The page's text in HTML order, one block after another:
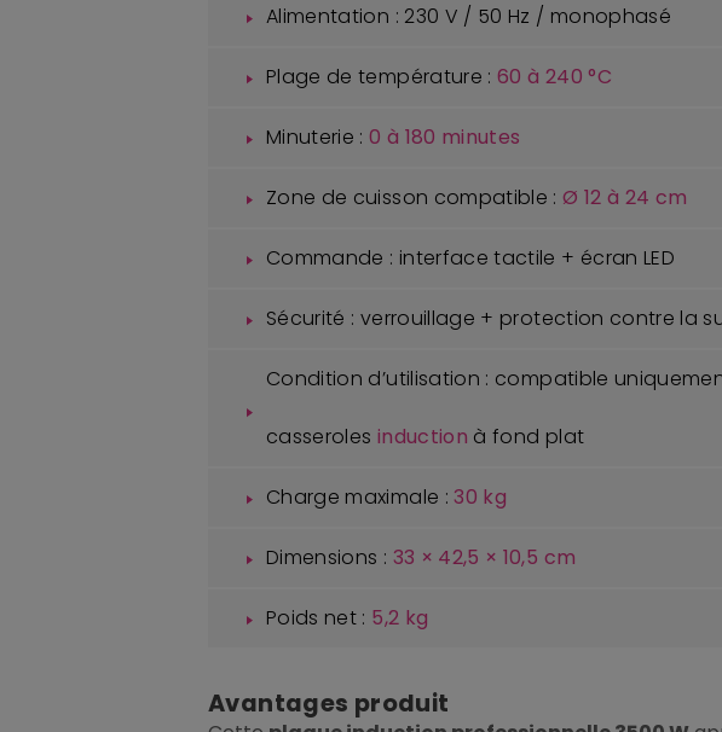
Alimentation : 230 V / 50 Hz / monophasé
Plage de température :60 à 240 °C
Minuterie :0 à 180 minutes
Zone de cuisson compatible :Ø 12 à 24 cm
Commande : interface tactile + écran LED
Sécurité : verrouillage + protection contre la
Condition d’utilisation : compatible
casseroles induction à fond plat
Charge maximale :30 kg
Dimensions : 33 × 42,5 × 10,5 cm
Poids net : 5,2 kg
Avantages produit